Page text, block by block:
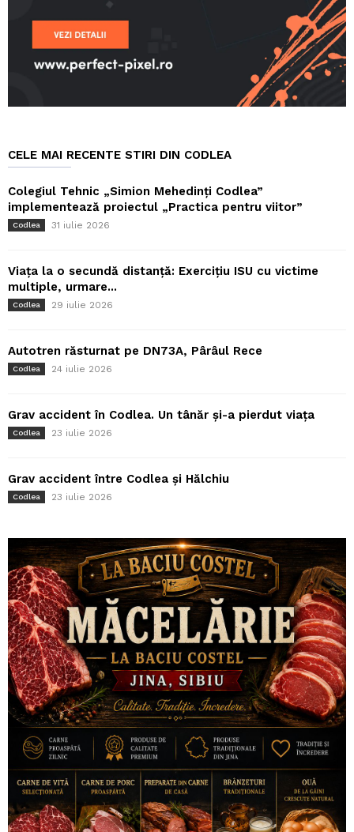
CELE MAI RECENTE STIRI DIN CODLEA
Colegiul Tehnic „Simion Mehedinți Codlea”
implementează proiectul „Practica pentru viitor”
Codlea 31 iulie 2026
Viața la o secundă distanță: Exercițiu ISU cu victime
multiple, urmare...
Codlea 29 iulie 2026
Autotren răsturnat pe DN73A, Pârâul Rece
Codlea 24 iulie 2026
Grav accident în Codlea. Un tânăr și-a pierdut viața
Codlea 23 iulie 2026
Grav accident între Codlea și Hălchiu
Codlea 23 iulie 2026